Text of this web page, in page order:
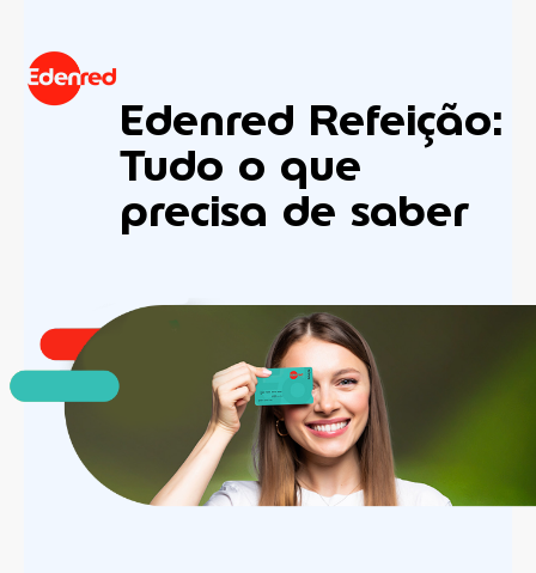
Edenred Refeição:
Tudo o que
precisa de saber